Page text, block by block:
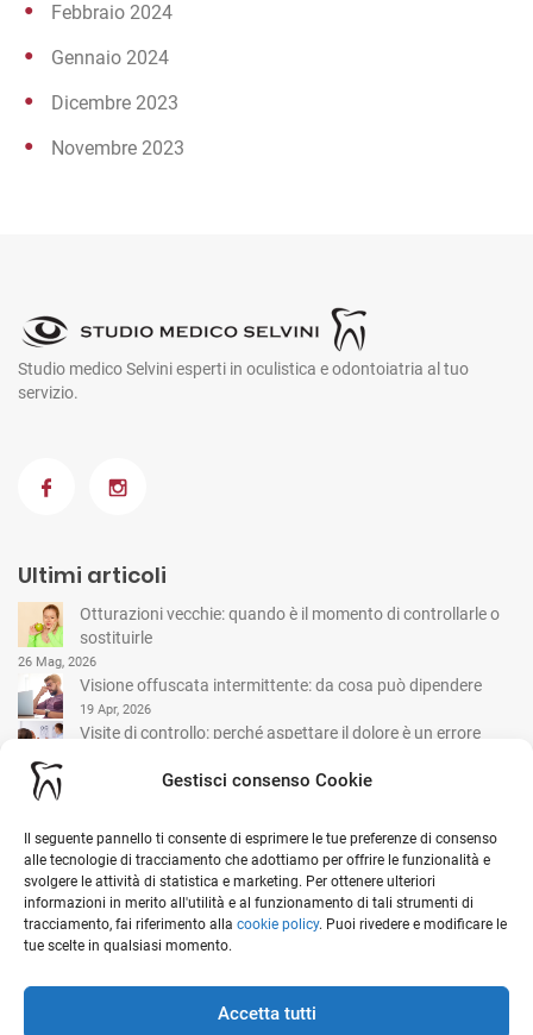
Gestisci consenso Cookie
Il seguente pannello ti consente di esprimere le tue preferenze di consenso
alle tecnologie di tracciamento che adottiamo per offrire le funzionalità e
svolgere le attività di statistica e marketing. Per ottenere ulteriori
informazioni in merito all'utilità e al funzionamento di tali strumenti di
tracciamento, fai riferimento alla cookie policy. Puoi rivedere e modificare le
tue scelte in qualsiasi momento.
Accetta tutti
Febbraio 2024
Gennaio 2024
Dicembre 2023
Novembre 2023
Studio medico Selvini esperti in oculistica e odontoiatria al tuo
servizio.
Ultimi articoli
Otturazioni vecchie: quando è il momento di controllarle o
sostituirle
26 Mag, 2026
Visione offuscata intermittente: da cosa può dipendere
19 Apr, 2026
Visite di controllo: perché aspettare il dolore è un errore
15 Mar, 2026
I nostri contatti
Viale G. Garibaldi, 1 - 20841 Carate Brianza (MB)